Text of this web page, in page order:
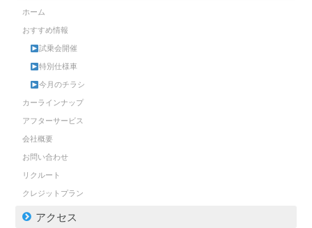
ホーム
おすすめ情報
試乗会開催
特別仕様車
今月のチラシ
カーラインナップ
アフターサービス
会社概要
お問い合わせ
リクルート
クレジットプラン
アクセス